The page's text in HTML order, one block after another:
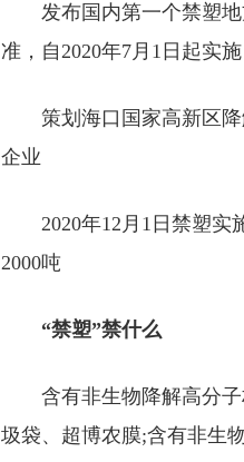
发布国内第一个禁塑地
准，自2020年7月1日起实施
策划海口国家高新区降
企业
2020年12月1日禁塑实
2000吨
“禁塑”禁什么
含有非生物降解高分子
圾袋、超博农膜;含有非生